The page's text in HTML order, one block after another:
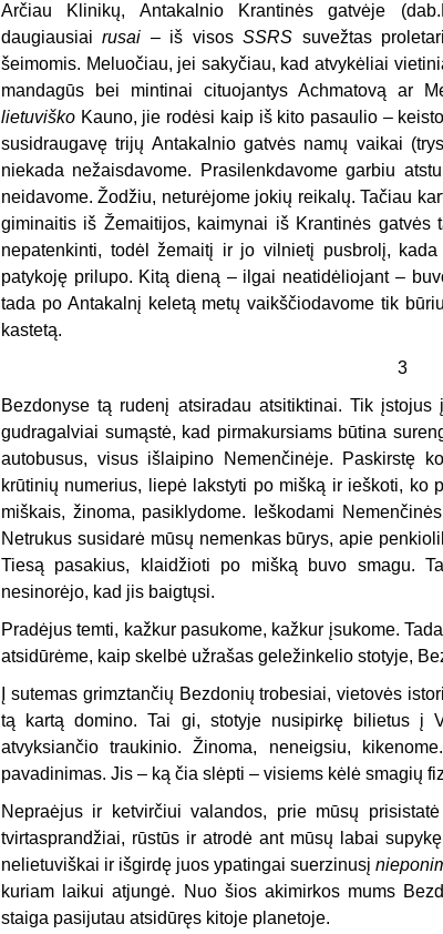
Arčiau Klinikų, Antakalnio Krantinės gatvėje
daugiausiai rusai – iš visosSSRS suvežtas
šeimomis. Meluočiau, jei sakyčiau, kad atvykėliai
mandagūs bei mintinai cituojantys Achmatovą ar
lietuviško Kauno, jie rodėsi kaip iš kito pasaulio –
susidraugavę trijų Antakalnio gatvės namų vaikai
niekada nežaisdavome. Prasilenkdavome garbiu
neidavome. Žodžiu, neturėjome jokių reikalų. Tačiau
giminaitis iš Žemaitijos, kaimynai iš Krantinės gatvės
nepatenkinti, todėl žemaitį ir jo vilnietį pusbrolį,
patykoję prilupo. Kitą dieną – ilgai neatidėliojant –
tada po Antakalnį keletą metų vaikščiodavome tik
kastetą.
3
Bezdonyse tą rudenį atsiradau atsitiktinai. Tik
gudragalviai sumąstė, kad pirmakursiams būtina
autobusus, visus išlaipino Nemenčinėje. Paskirstę
krūtinių numerius, liepė lakstyti po mišką ir ieškoti, ko
miškais, žinoma, pasiklydome. Ieškodami
Netrukus susidarė mūsų nemenkas būrys, apie
Tiesą pasakius, klaidžioti po mišką buvo smagu.
nesinorėjo, kad jis baigtųsi.
Pradėjus temti, kažkur pasukome, kažkur įsukome.
atsidūrėme, kaip skelbė užrašas geležinkelio stotyje,
Į sutemas grimztančių Bezdonių trobesiai, vietovės
tą kartą domino. Tai gi, stotyje nusipirkę bilietus į
atvyksiančio traukinio. Žinoma, neneigsiu,
pavadinimas. Jis – ką čia slėpti – visiems kėlė smagių
Nepraėjus ir ketvirčiui valandos, prie mūsų
tvirtasprandžiai, rūstūs ir atrodė ant mūsų labai
nelietuviškai ir išgirdę juos ypatingai suerzinusį
kuriam laikui atjungė. Nuo šios akimirkos mums
staiga pasijutau atsidūręs kitoje planetoje.